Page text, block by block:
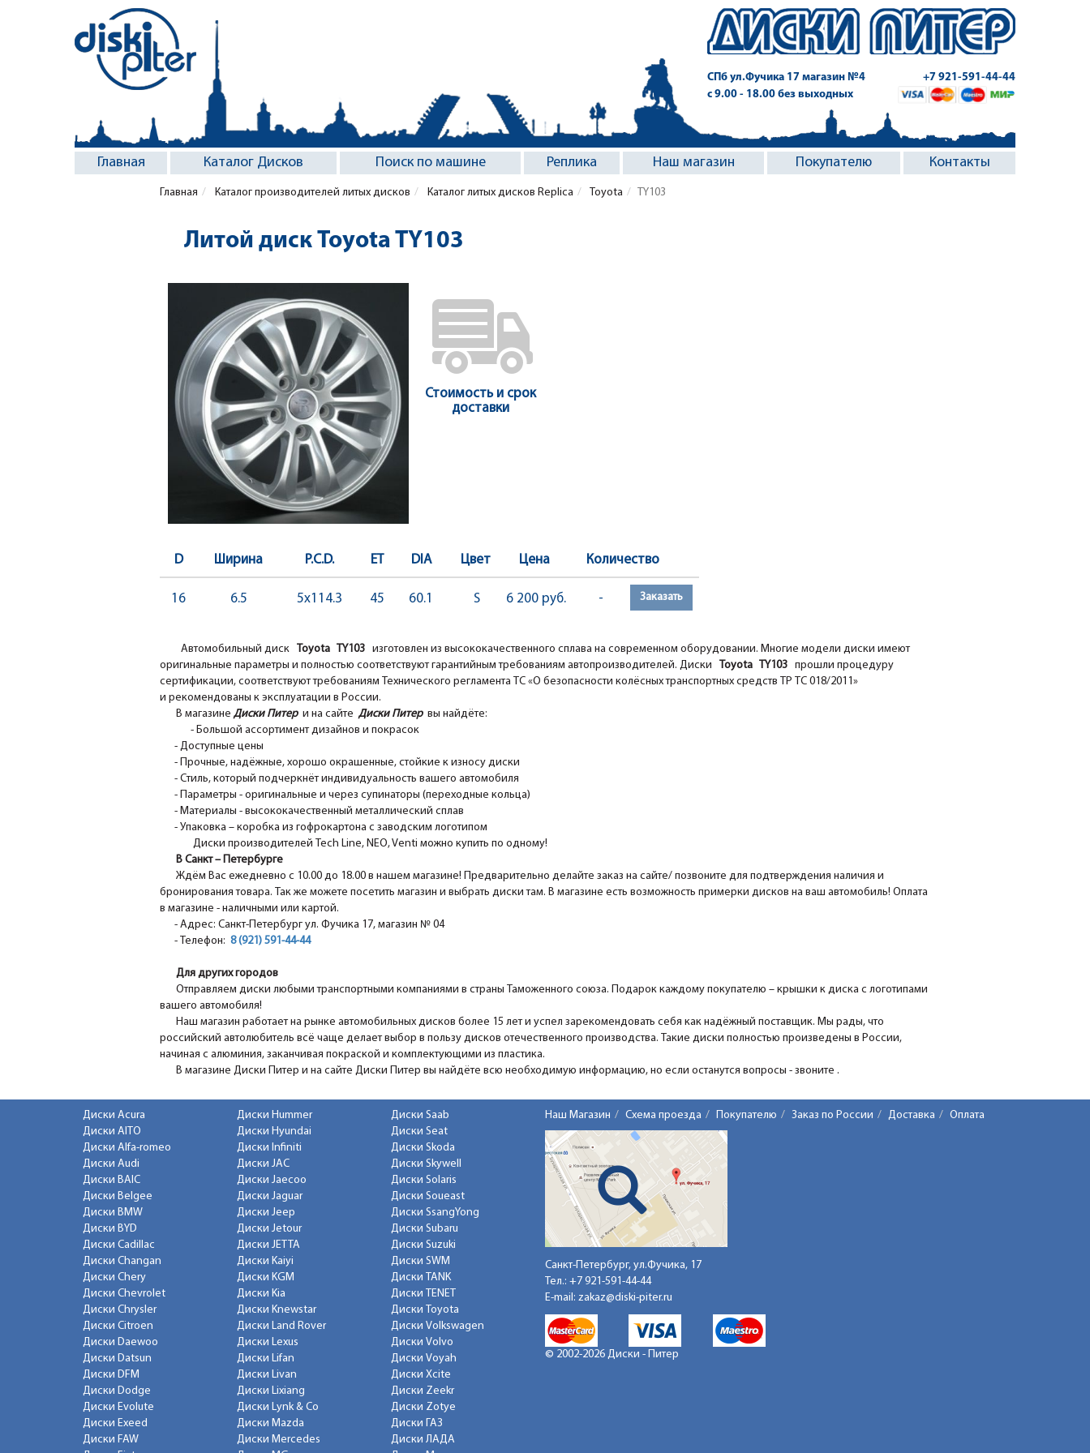
СПб ул.Фучика 17магазин №4
+7 921-591-44-44
с 9.00 - 18.00 без выходных
Главная Каталог Дисков Поиск по машине Реплика Наш магазин Покупателю Контакты
Главная Каталог производителей литых дисков Каталог литых дисков Replica Toyota TY103
Литой диск Toyota TY103
Стоимость и срок
доставки
D Ширина P.C.D. ET DIA Цвет Цена Количество
16 6.5 5x114.3 45 60.1 S 6 200 руб. - Заказать
Автомобильный диск Toyota TY103 изготовлен из высококачественного сплава на современном оборудовании. Многие модели диски имеют
оригинальные параметры и полностью соответствуют гарантийным требованиям автопроизводителей. Диски Toyota TY103 прошли процедуру
сертификации, соответствуют требованиям Технического регламента ТС «О безопасности колёсных транспортных средств ТР ТС 018/2011»
и рекомендованы к эксплуатации в России.
В магазине Диски Питер и на сайте Диски Питер вы найдёте:
- Большой ассортимент дизайнов и покрасок
- Доступные цены
- Прочные, надёжные, хорошо окрашенные, стойкие к износу диски
- Стиль, который подчеркнёт индивидуальность вашего автомобиля
- Параметры - оригинальные и через супинаторы (переходные кольца)
- Материалы - высококачественный металлический сплав
- Упаковка – коробка из гофрокартона с заводским логотипом
Диски производителей Tech Line, NEO, Venti можно купить по одному!
В Санкт – Петербурге
Ждём Вас ежедневно с 10.00 до 18.00 в нашем магазине! Предварительно делайте заказ на сайте/ позвоните для подтверждения наличия и
бронирования товара. Так же можете посетить магазин и выбрать диски там. В магазине есть возможность примерки дисков на ваш автомобиль! Оплата
в магазине - наличными или картой.
- Адрес: Санкт-Петербург ул. Фучика 17, магазин № 04
- Телефон: 8 (921) 591-44-44
Для других городов
Отправляем диски любыми транспортными компаниями в страны Таможенного союза. Подарок каждому покупателю – крышки к диска с логотипами
вашего автомобиля!
Наш магазин работает на рынке автомобильных дисков более 15 лет и успел зарекомендовать себя как надёжный поставщик. Мы рады, что
российский автолюбитель всё чаще делает выбор в пользу дисков отечественного производства. Такие диски полностью произведены в России,
начиная с алюминия, заканчивая покраской и комплектующими из пластика.
В магазине Диски Питер и на сайте Диски Питер вы найдёте всю необходимую информацию, но если останутся вопросы - звоните .
Диски Acura
Диски AITO
Диски Alfa-romeo
Диски Audi
Диски BAIC
Диски Belgee
Диски BMW
Диски BYD
Диски Cadillac
Диски Changan
Диски Chery
Диски Chevrolet
Диски Chrysler
Диски Citroen
Диски Daewoo
Диски Datsun
Диски DFM
Диски Dodge
Диски Evolute
Диски Exeed
Диски FAW
Диски Hummer
Диски Hyundai
Диски Infiniti
Диски JAC
Диски Jaecoo
Диски Jaguar
Диски Jeep
Диски Jetour
Диски JETTA
Диски Kaiyi
Диски KGM
Диски Kia
Диски Knewstar
Диски Land Rover
Диски Lexus
Диски Lifan
Диски Livan
Диски Lixiang
Диски Lynk & Co
Диски Mazda
Диски Mercedes
Диски Saab
Диски Seat
Диски Skoda
Диски Skywell
Диски Solaris
Диски Soueast
Диски SsangYong
Диски Subaru
Диски Suzuki
Диски SWM
Диски TANK
Диски TENET
Диски Toyota
Диски Volkswagen
Диски Volvo
Диски Voyah
Диски Xcite
Диски Zeekr
Диски Zotye
Диски ГАЗ
Диски ЛАДА
Наш Магазин Схема проезда Покупателю Заказ по России Доставка Оплата
Санкт-Петербург, ул.Фучика, 17
Тел.: +7 921-591-44-44
E-mail: zakaz@diski-piter.ru
© 2002-2026 Диски - Питер